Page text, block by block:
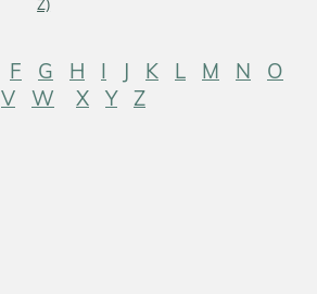
F G H I J K L M N
O
V W X Y Z